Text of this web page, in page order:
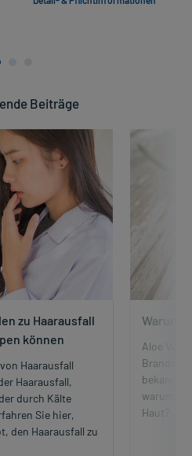
Beiträge
zu Haarausfall
können
Haarausfall
Haarausfall,
durch Kälte
Sie hier,
den Haarausfall zu
Warum
Aloe Vera
bekannt
warum ist
Haut?